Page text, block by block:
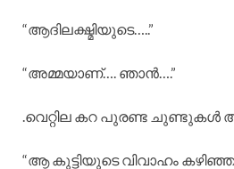
“ആദിലക്ഷ്മിയുടെ…..”
“അമ്മയാണ്…. ഞാൻ….”
.വെറ്റില കറ പുരണ്ട ചുണ്ടുകൾ
“ആ കുട്ടിയുടെ വിവാഹം